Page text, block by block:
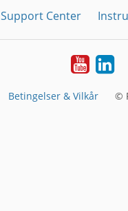
Support Center
YouTube
Betingelser & Vilkår ©